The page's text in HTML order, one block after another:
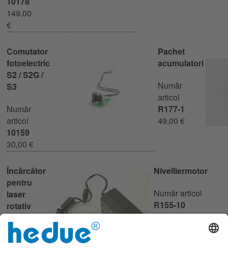
149,00
€
Comutator
fotoelectric
S2 / S2G /
S3
Număr
articol
10159
30,00 €
Pachet
acumulatori
Număr
articol
R177-1
49,00 €
Încărcător
pentru
laser
rotativ
Număr
articol
Nivelliermotor
Număr articol
R155-10
30,00 €